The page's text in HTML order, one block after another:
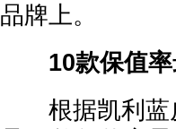
品牌上。
10款保值
根据凯利蓝